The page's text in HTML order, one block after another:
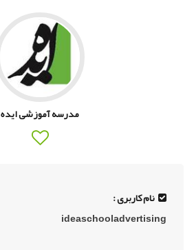
مدرسه آموزشی ایده
نام کاربری :
ideaschooladvertising